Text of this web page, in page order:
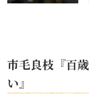
市毛良枝『百
い』